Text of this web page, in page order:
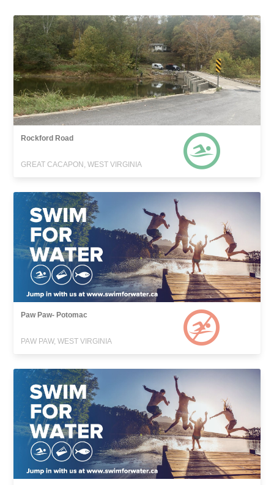
Rockford Road
GREAT CACAPON, WEST VIRGINIA
Paw Paw- Potomac
PAW PAW, WEST VIRGINIA